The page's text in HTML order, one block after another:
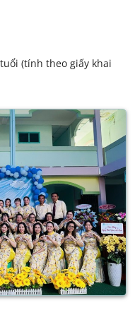
(tính theo giấy khai